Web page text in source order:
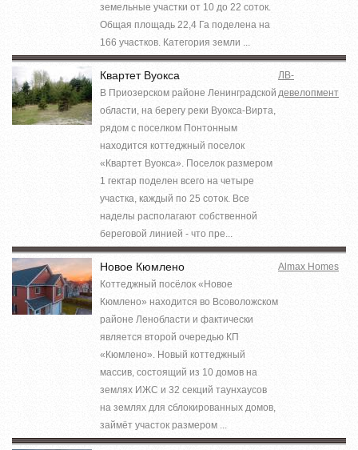
земельные участки от 10 до 22 соток.
Общая площадь 22,4 Га поделена на
166 участков. Категория земли ...
Квартет Вуокса
В Приозерском районе Ленинградской
области, на берегу реки Вуокса-Вирта,
рядом с поселком Понтонным
находится коттеджный поселок
«Квартет Вуокса». Поселок размером
1 гектар поделен всего на четыре
участка, каждый по 25 соток. Все
наделы располагают собственной
береговой линией - что пре...
ЛВ-
девелопмент
Новое Кюмлено
Коттеджный посёлок «Новое
Кюмлено» находится во Всоволожском
районе Ленобласти и фактически
является второй очередью КП
«Кюмлено». Новый коттеджный
массив, состоящий из 10 домов на
землях ИЖС и 32 секций таунхаусов
на землях для сблокированных домов,
займёт участок размером ...
Almax Homes